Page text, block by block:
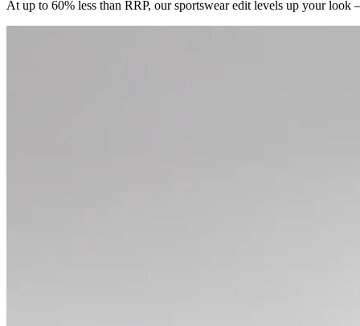
At up to 60% less than RRP, our sportswear edit levels up your